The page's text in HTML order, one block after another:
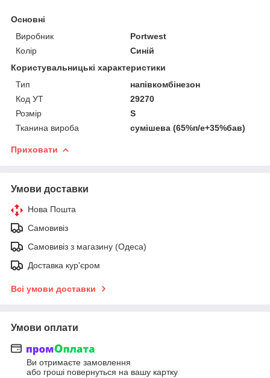
Основні
Виробник
Portwest
Колір
Синій
Користувальницькі характеристики
Тип
напівкомбінезон
Код УТ
29270
Розмір
S
Тканина вироба
сумішева (65%п/е+35%бав)
Приховати
Умови доставки
Нова Пошта
Самовивіз
Самовивіз з магазину (Одеса)
Доставка кур'єром
Всі умови доставки
Умови оплати
Ви отримаєте замовлення
або гроші повернуться на вашу картку